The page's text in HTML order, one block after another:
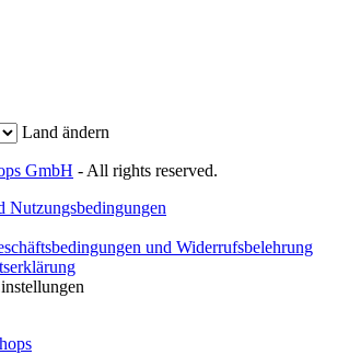
Land ändern
GmbH - All rights reserved.
Nutzungsbedingungen
und Widerrufsbelehrung